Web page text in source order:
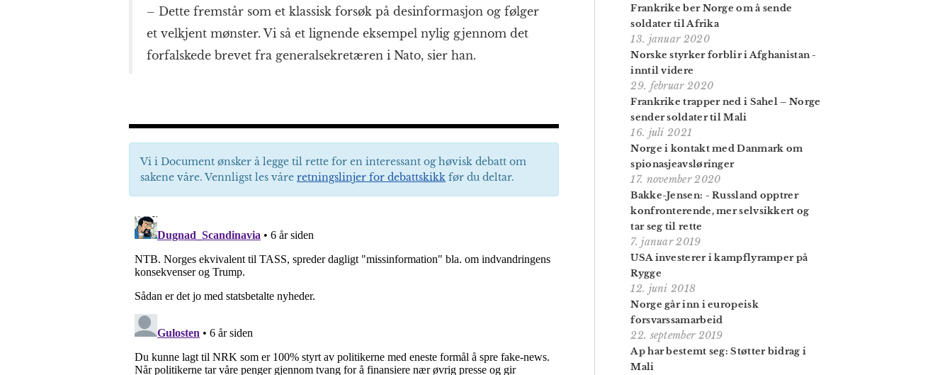
– Dette fremstår som et klassisk forsøk på desinformasjon og følger
et velkjent mønster. Vi så et lignende eksempel nylig gjennom det
forfalskede brevet fra generalsekretæren i Nato, sier han.
Vi i Document ønsker å legge til rette for en interessant og høvisk debatt om
sakene våre. Vennligst les våre retningslinjer for debattskikk før du deltar.
Frankrike ber Norge om å sende
soldater til Afrika
13. januar 2020
Norske styrker forblir i Afghanistan -
inntil videre
29. februar 2020
Frankrike trapper ned i Sahel – Norge
sender soldater til Mali
16. juli 2021
Norge i kontakt med Danmark om
spionasje­avsløringer
17. november 2020
Bakke-Jensen: - Russland opptrer
konfronterende, mer selvsikkert og
tar seg til rette
7. januar 2019
USA investerer i kampflyramper på
Rygge
12. juni 2018
Norge går inn i europeisk
forsvarssamarbeid
22. september 2019
Ap har bestemt seg: Støtter bidrag i
Mali